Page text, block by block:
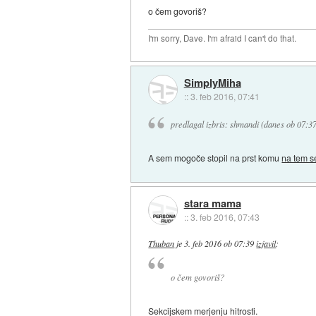
o čem govoriš?
I'm sorry, Dave. I'm afraid I can't do that.
SimplyMiha
::3. feb 2016, 07:41
predlagal izbris: shmandi (danes ob
A sem mogoče stopil na prst komuna tem
stara mama
::3. feb 2016, 07:43
Thubanje3. feb 2016 ob 07:39 izjavil:
o čem govoriš?
Sekcijskem merjenju hitrosti.